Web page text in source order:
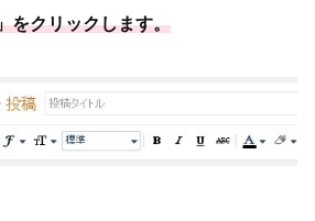
をクリックします。